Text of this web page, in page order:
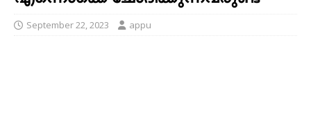
September 22, 2023 appu